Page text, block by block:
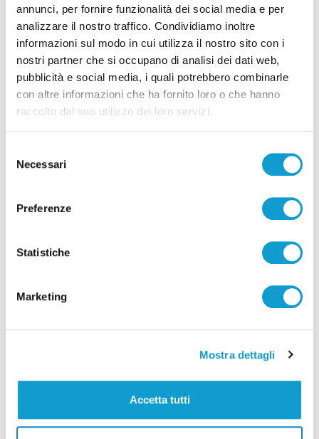
annunci, per fornire funzionalità dei social media e per
analizzare il nostro traffico. Condividiamo inoltre
informazioni sul modo in cui utilizza il nostro sito con i
nostri partner che si occupano di analisi dei dati web,
pubblicità e social media, i quali potrebbero combinarle
con altre informazioni che ha fornito loro o che hanno
raccolto dal suo utilizzo dei loro servizi.
delNecessari
Preferenze
Statistiche
Marketing
Mostra dettagli
Accetta tutti
Correlati
Ritrovati in Nepal i corpi di 5 alpinisti morti,